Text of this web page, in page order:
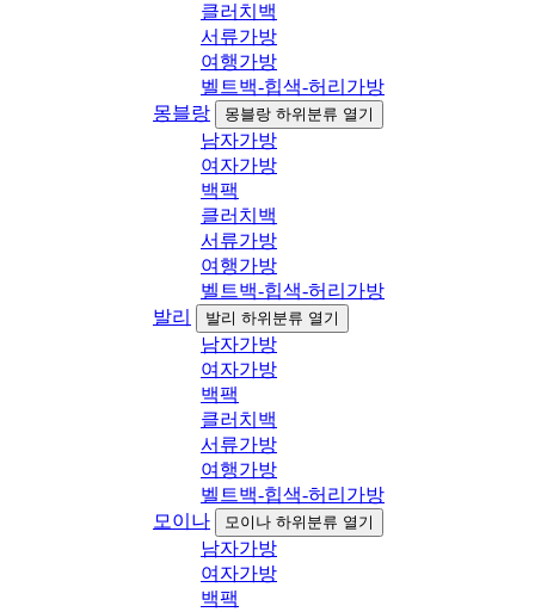
클러치백
서류가방
여행가방
벨트백-힙색-허리가방
몽블랑
몽블랑 하위분류 열기
남자가방
여자가방
백팩
클러치백
서류가방
여행가방
벨트백-힙색-허리가방
발리
발리 하위분류 열기
남자가방
여자가방
백팩
클러치백
서류가방
여행가방
벨트백-힙색-허리가방
모이나
모이나 하위분류 열기
남자가방
여자가방
백팩